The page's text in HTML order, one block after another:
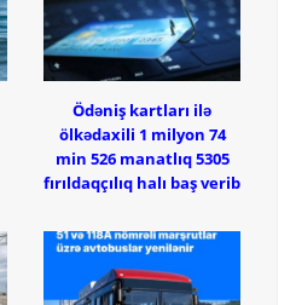
Ödəniş kartları ilə
ölkədaxili 1 milyon 74
min 526 manatlıq 5305
fırıldaqçılıq halı baş verib